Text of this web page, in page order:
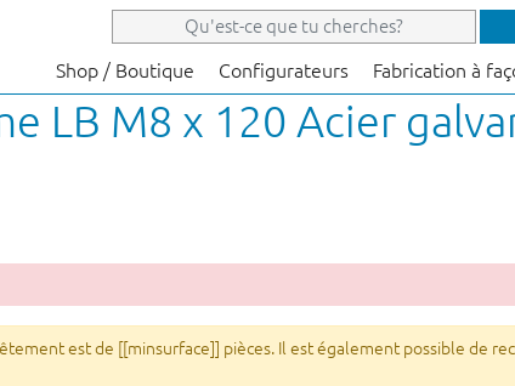
Shop / Boutique Configurateurs Fabrication à
LB M8 x 120 Acier
est de [[minsurface]] pièces. Il est également possible de